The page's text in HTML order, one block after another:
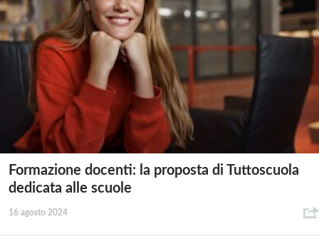
Formazione docenti: la proposta di Tuttoscuola
dedicata alle scuole
16 agosto 2024